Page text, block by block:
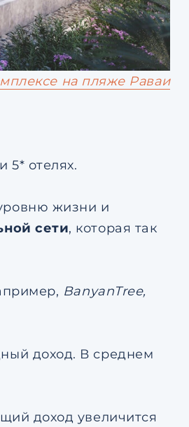
на пляже Раваи
5* отелях.
жизни и
сети, которая так
BanyanTree,
доход. В среднем
доход увеличится